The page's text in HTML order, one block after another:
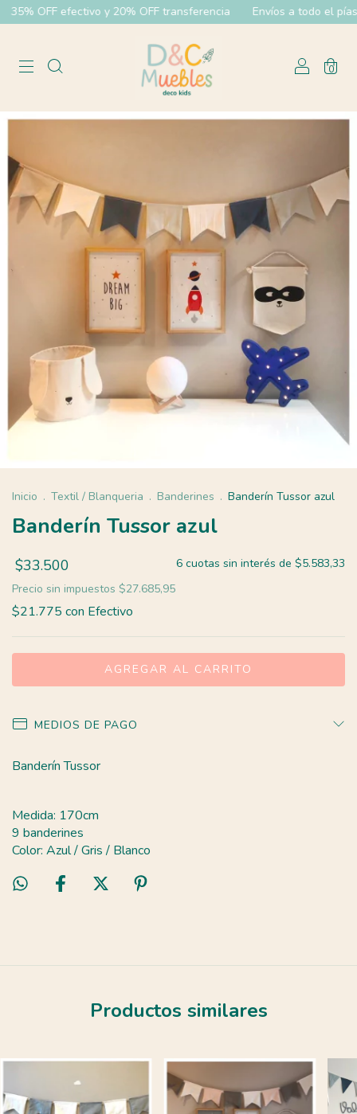
OFF efectivo y 20% OFF transferencia Envíos a todo el pías
0
Inicio . Textil / Blanqueria . Banderines . Banderín Tussor azul
Banderín Tussor azul
$33.500 6 cuotas sin interés de $5.583,33
Precio sin impuestos $27.685,95
$21.775 con Efectivo
MEDIOS DE PAGO
Banderín Tussor
Medida: 170cm
9 banderines
Color: Azul / Gris / Blanco
Productos similares